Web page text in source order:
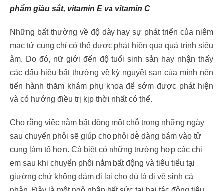
phẩm giàu sắt, vitamin E và vitamin C
Những bất thường về độ dày hay sự phát triển của niêm
mạc tử cung chỉ có thể được phát hiện qua quá trình siêu
âm. Do đó, nữ giới đến độ tuổi sinh sản hay nhận thấy
các dấu hiệu bất thường về kỳ nguyệt san của mình nên
tiến hành thăm khám phụ khoa để sớm được phát hiện
và có hướng điều trị kịp thời nhất có thể.
Cho rằng việc nằm bất động một chỗ trong những ngày
sau chuyển phôi sẽ giúp cho phôi dễ dàng bám vào tử
cung làm tổ hơn. Cá biệt có những trường hợp các chị
em sau khi chuyển phôi nằm bất động và tiêu tiểu tại
giường chứ không dám đi lại cho dù là đi vệ sinh cá